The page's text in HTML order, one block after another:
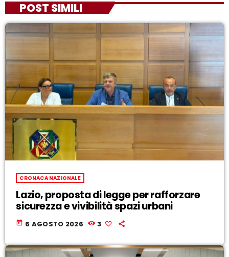
POST SIMILI
CRONACA NAZIONALE
Lazio, proposta di legge per rafforzare
sicurezza e vivibilità spazi urbani
today 6 AGOSTO 2026 3